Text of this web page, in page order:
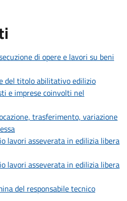
di opere e lavori su beni
del titolo abilitativo edilizio
e imprese coinvolti nel
trasferimento, variazione
lavori asseverata in edilizia libera
lavori asseverata in edilizia libera
del responsabile tecnico